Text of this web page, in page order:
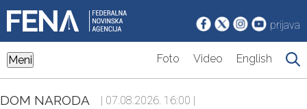
prijava
Meni Foto Video English
DOM NARODA | 07.08.2026. 16:00 |